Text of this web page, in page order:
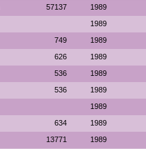
57137 1989
1989
749 1989
626 1989
536 1989
536 1989
1989
634 1989
13771 1989